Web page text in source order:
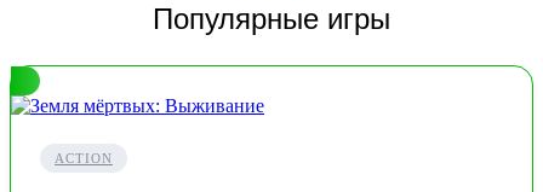
Популярные игры
ACTION